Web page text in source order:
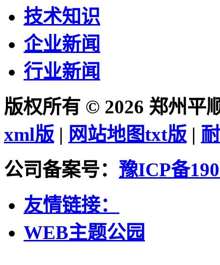
技术知识
企业新闻
行业新闻
版权所有 © 2026 郑州平
xml版 | 网站地图txt版 |
公司备案号： 豫ICP备
友情链接：
WEB主题公园